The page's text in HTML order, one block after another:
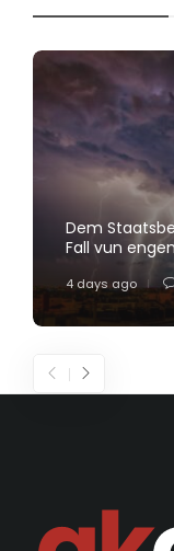
Dem
Fall vun
4 days ago